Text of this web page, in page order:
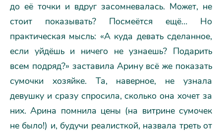
до её точки и вдруг засомневалась. Может, не
стоит показывать? Посмеётся ещё… Но
практическая мысль: «А куда девать сделанное,
если уйдёшь и ничего не узнаешь? Подарить
всем подряд?» заставила Арину всё же показать
сумочки хозяйке. Та, наверное, не узнала
девушку и сразу спросила, сколько она хочет за
них. Арина помнила цены (на витрине сумочек
не было!) и, будучи реалисткой, назвала треть от